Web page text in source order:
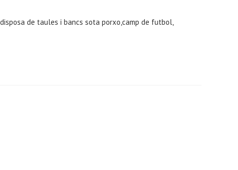
de taules i bancs sota porxo,camp de futbol,